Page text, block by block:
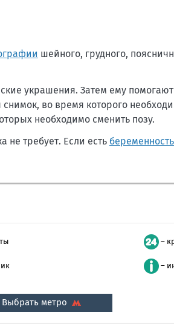
шейного, грудного,
украшения. Затем ему
снимок, во время которого
необходимо сменить позу.
не требует. Если есть беременность
–
–
Выбрать метро